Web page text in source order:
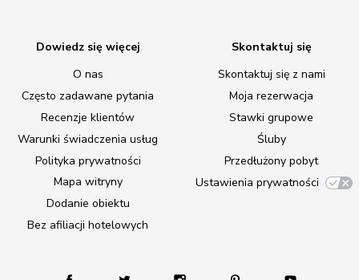
Dowiedz się więcej
O nas
Często zadawane pytania
Recenzje klientów
Warunki świadczenia usług
Polityka prywatności
Mapa witryny
Dodanie obiektu
Bez afiliacji hotelowych
Skontaktuj się
Skontaktuj się z nami
Moja rezerwacja
Stawki grupowe
Śluby
Przedłużony pobyt
Ustawienia prywatności